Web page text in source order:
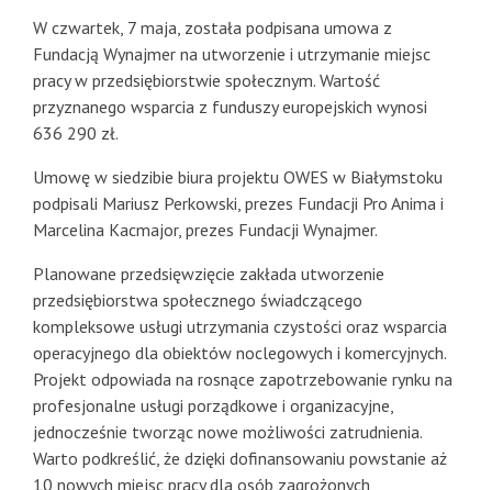
W czwartek, 7 maja, została podpisana umowa z
Fundacją Wynajmer na utworzenie i utrzymanie miejsc
pracy w przedsiębiorstwie społecznym. Wartość
przyznanego wsparcia z funduszy europejskich wynosi
636 290 zł.
Umowę w siedzibie biura projektu OWES w Białymstoku
podpisali Mariusz Perkowski, prezes Fundacji Pro Anima i
Marcelina Kacmajor, prezes Fundacji Wynajmer.
Planowane przedsięwzięcie zakłada utworzenie
przedsiębiorstwa społecznego świadczącego
kompleksowe usługi utrzymania czystości oraz wsparcia
operacyjnego dla obiektów noclegowych i komercyjnych.
Projekt odpowiada na rosnące zapotrzebowanie rynku na
profesjonalne usługi porządkowe i organizacyjne,
jednocześnie tworząc nowe możliwości zatrudnienia.
Warto podkreślić, że dzięki dofinansowaniu powstanie aż
10 nowych miejsc pracy dla osób zagrożonych